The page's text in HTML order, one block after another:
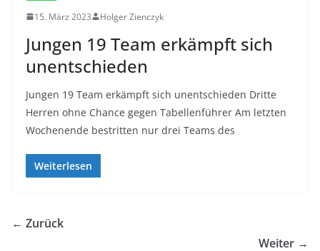
15. März 2023 Holger Zienczyk
Jungen 19 Team erkämpft sich
unentschieden
Jungen 19 Team erkämpft sich unentschieden Dritte
Herren ohne Chance gegen Tabellenführer Am letzten
Wochenende bestritten nur drei Teams des
Weiterlesen
← Zurück
Weiter →